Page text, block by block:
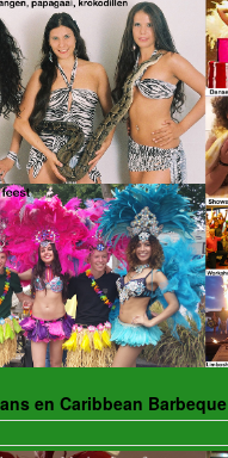
en Caribbean Barbeque